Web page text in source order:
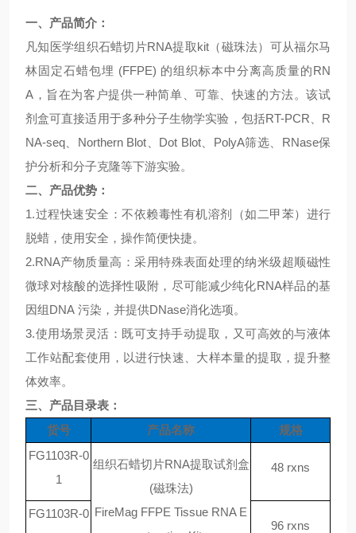
一、产品简介：
凡知医学组织石蜡切片RNA提取kit（磁珠法） 可从福尔马
林固定石蜡包埋 (FFPE) 的组织标本中分离高质量的RN
A ，旨在为客户提供一种简单、可靠、快速的方法。该试
剂盒可直接适用于多种分子生物学实验，包括RT-PCR
R
NA-seq
Northern Blot Dot Blot、 PolyA筛选、 RNase保
护分析和分子克隆等下游实验。
二、产品优势：
1.过程快速安全：不依赖毒性有机溶剂（如二甲苯）进行
脱蜡，使用安全，操作简便快捷。
2.RNA产物质量高：采用特殊表面处理的纳米级超顺磁性
微球对核酸的选择性吸附，尽可能减少纯化RNA样品的基
因组DNA 污染，并提供DNase消化选项。
3.使用场景灵活：既可支持手动提取，又可高效的与液体
工作站配套使用，以进行快速、大样本量的提取，提升整
体效率。
三、产品目录表：
货号
产品名称
规格
FG1103R-0
1
组织石蜡切片RNA提取试剂盒
(磁珠法)
FireMag FFPE Tissue RNA E
48 rxns
FG1103R-0
96 rxns